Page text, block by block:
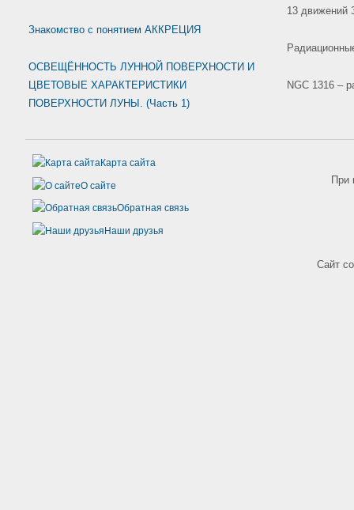
Знакомство с понятием АККРЕЦИЯ
ОСВЕЩЁННОСТЬ ЛУННОЙ ПОВЕРХНОСТИ И
ЦВЕТОВЫЕ ХАРАКТЕРИСТИКИ
ПОВЕРХНОСТИ ЛУНЫ. (Часть 1)
13 движений
NGC 1316 –
Карта сайта
О сайте
Обратная связь
Наши друзья
При
Сайт